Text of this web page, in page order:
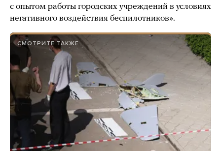
с опытом работы городских учреждений в условиях
негативного воздействия беспилотников».
СМОТРИТЕ ТАКЖЕ